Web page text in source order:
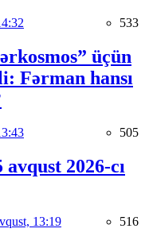
533
üçün
Fərman hansı
505
2026-cı
13:19 516